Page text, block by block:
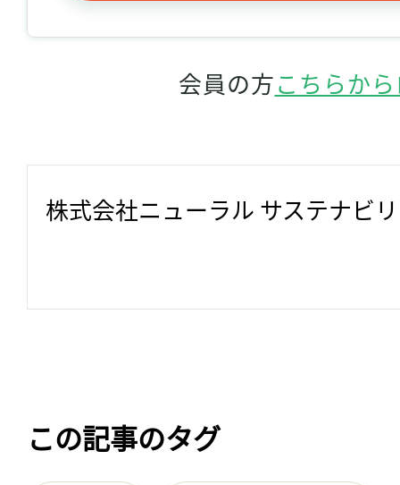
会員の方こちらか
株式会社ニューラル サステナビ
この記事のタグ